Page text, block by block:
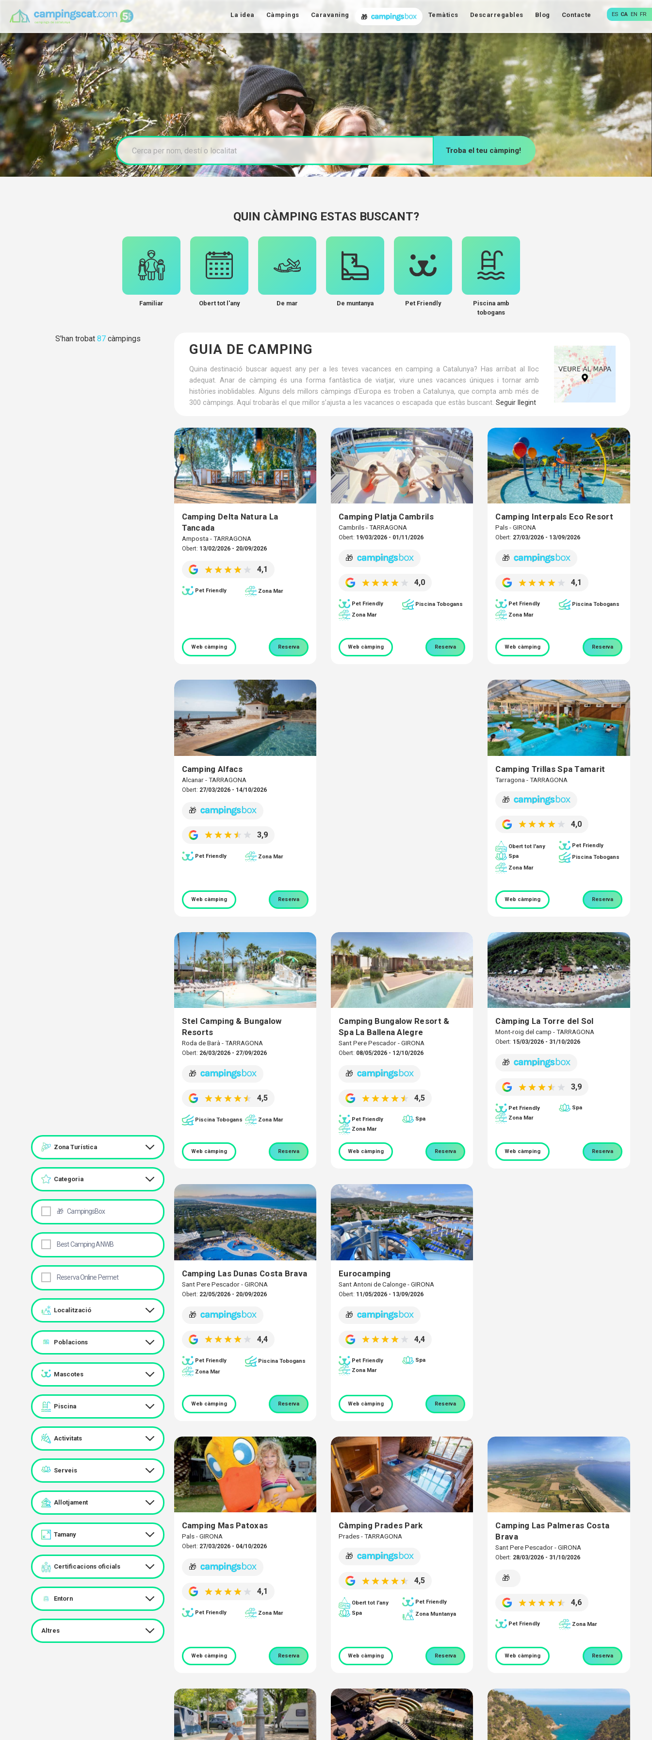
La idea Càmpings Caravaning 🎁 Temàtics Descarregables Blog Contacte ES CA EN FR
Troba el teu càmping!
QUIN CÀMPING ESTAS BUSCANT?
Familiar Obert tot l'any De mar De muntanya Pet Friendly
Piscina amb
tobogans
S'han trobat 87càmpings
Zona Turística
Categoria
🎁 CampingsBox
Best Camping ANWB
Reserva Online Permet
Localització
Poblacions
Mascotes
Piscina
Activitats
Serveis
Allotjament
Tamany
Certificacions oficials
Entorn
Altres
GUIA DE CAMPING
Quina destinació buscar aquest any per a les teves vacances en camping a Catalunya? Has arribat al lloc
adequat. Anar de càmping és una forma fantàstica de viatjar, viure unes vacances úniques i tornar amb
històries inoblidables. Alguns dels millors càmpings d’Europa es troben a Catalunya, que compta amb més de
300 càmpings. Aquí trobaràs el que millor s’ajusta a les vacances o escapada que estàs buscant. Seguir llegint
Camping Delta Natura La
Tancada
Amposta - TARRAGONA
Obert: 13/02/2026 - 20/09/2026
4,1
Pet Friendly Zona Mar
Web càmping Reserva
Camping Platja Cambrils
Cambrils - TARRAGONA
Obert: 19/03/2026 - 01/11/2026
🎁
4,0
Pet Friendly
Piscina Tobogans
Zona Mar
Web càmping Reserva
Camping Interpals Eco Resort
Pals - GIRONA
Obert: 27/03/2026 - 13/09/2026
🎁
4,1
Pet Friendly
Piscina Tobogans
Zona Mar
Web càmping Reserva
Camping Alfacs
Alcanar - TARRAGONA
Obert: 27/03/2026 - 14/10/2026
🎁
3,9
Pet Friendly Zona Mar
Web càmping Reserva
Camping Trillas Spa Tamarit
Tarragona - TARRAGONA
🎁
4,0
Obert tot l'any
Pet Friendly
Spa
Piscina Tobogans
Zona Mar
Web càmping Reserva
Stel Camping & Bungalow
Resorts
Roda de Barà - TARRAGONA
Obert: 26/03/2026 - 27/09/2026
🎁
4,5
Piscina Tobogans Zona Mar
Web càmping Reserva
Camping Bungalow Resort &
Spa La Ballena Alegre
Sant Pere Pescador - GIRONA
Obert: 08/05/2026 - 12/10/2026
🎁
4,5
Pet Friendly
Spa
Zona Mar
Web càmping Reserva
Càmping La Torre del Sol
Mont-roig del camp - TARRAGONA
Obert: 15/03/2026 - 31/10/2026
🎁
3,9
Pet Friendly
Spa
Zona Mar
Web càmping Reserva
Camping Las Dunas Costa Brava
Sant Pere Pescador - GIRONA
Obert: 22/05/2026 - 20/09/2026
🎁
4,4
Pet Friendly
Piscina Tobogans
Zona Mar
Web càmping Reserva
Eurocamping
Sant Antoni de Calonge - GIRONA
Obert: 11/05/2026 - 13/09/2026
🎁
4,4
Pet Friendly
Spa
Zona Mar
Web càmping Reserva
Camping Mas Patoxas
Pals - GIRONA
Obert: 27/03/2026 - 04/10/2026
🎁
4,1
Pet Friendly Zona Mar
Web càmping Reserva
Càmping Prades Park
Prades - TARRAGONA
🎁
4,5
Obert tot l'any
Pet Friendly
Spa
Zona Muntanya
Web càmping Reserva
Camping Las Palmeras Costa
Brava
Sant Pere Pescador - GIRONA
Obert: 28/03/2026 - 31/10/2026
🎁
4,6
Pet Friendly Zona Mar
Web càmping Reserva